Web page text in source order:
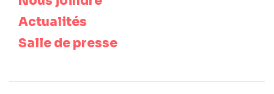
Actualités
Salle de presse